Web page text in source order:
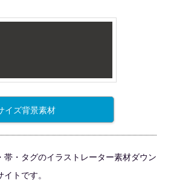
イズ背景素材
帯・タグのイラストレーター素材ダウン
トです。